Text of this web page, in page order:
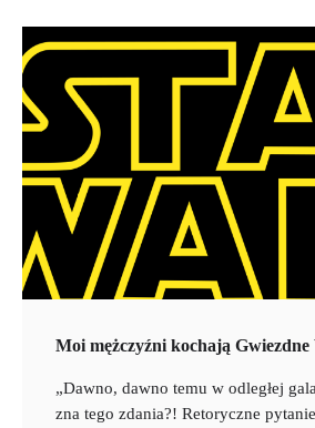
Moi mężczyźni kochają
„Dawno, dawno temu w odległej
zna tego zdania?! Retoryczne